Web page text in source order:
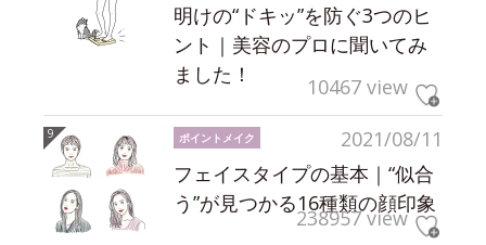
明けの“ドキッ”を防ぐ3つのヒ
ント｜美容のプロに聞いてみ
ました！
10467 view
2021/08/11
ポイントメイク
フェイスタイプの基本｜“似合
う”が見つかる16種類の顔印象
238957 view